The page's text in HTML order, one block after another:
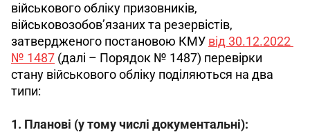
військового обліку призовників,
військовозобов’язаних та резервістів,
затвердженого постановою КМУ від 30.12.2022
№ 1487 (далі – Порядок № 1487) перевірки
стану військового обліку поділяються на два
типи:
1. Планові (у тому числі документальні):